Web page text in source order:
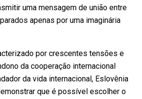
uma mensagem de união entre
apenas por uma imaginária
por crescentes tensões e
da cooperação internacional
da vida internacional, Eslovênia
que é possível escolher o